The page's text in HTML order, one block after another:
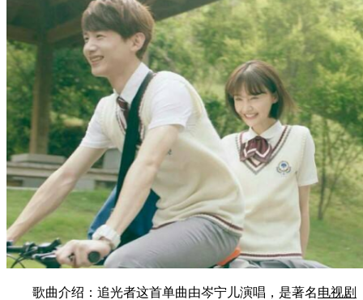
歌曲介绍：追光者这首单曲由岑宁儿演唱，是著名电视剧